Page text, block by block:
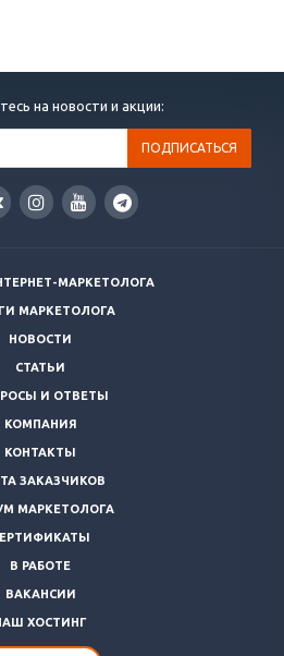
на новости и акции:
МАРКЕТОЛОГА
МАРКЕТОЛОГА
НОВОСТИ
СТАТЬИ
И ОТВЕТЫ
КОМПАНИЯ
КОНТАКТЫ
ЗАКАЗЧИКОВ
МАРКЕТОЛОГА
В РАБОТЕ
ВАКАНСИИ
ХОСТИНГ